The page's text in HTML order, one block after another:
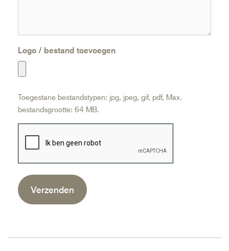
Logo / bestand toevoegen
Toegestane bestandstypen: jpg, jpeg, gif, pdf, Max.
bestandsgrootte: 64 MB.